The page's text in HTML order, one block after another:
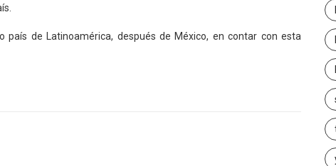
país de Latinoamérica, después de México, en contar con esta